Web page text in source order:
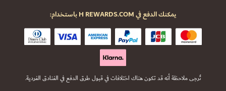
يمكنك الدفع في H REWARDS.COM باستخدام:
تُرجى ملاحظة أنه قد تكون هناك اختلافات في قبول طرق الدفع في الفنادق الفردية.